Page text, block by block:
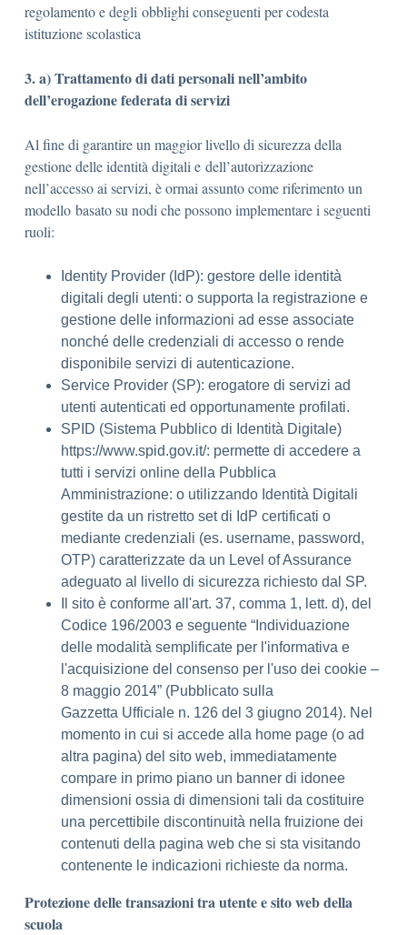
regolamento e degli obblighi conseguenti per codesta
istituzione scolastica
3. a) Trattamento di dati personali nell’ambito
dell’erogazione federata di servizi
Al fine di garantire un maggior livello di sicurezza della
gestione delle identità digitali e dell’autorizzazione
nell’accesso ai servizi, è ormai assunto come riferimento un
modello basato su nodi che possono implementare i seguenti
ruoli:
Identity Provider (IdP): gestore delle identità
digitali degli utenti: o supporta la registrazione e
gestione delle informazioni ad esse associate
nonché delle credenziali di accesso o rende
disponibile servizi di autenticazione.
Service Provider (SP): erogatore di servizi ad
utenti autenticati ed opportunamente profilati.
SPID (Sistema Pubblico di Identità Digitale)
https://www.spid.gov.it/: permette di accedere a
tutti i servizi online della Pubblica
Amministrazione: o utilizzando Identità Digitali
gestite da un ristretto set di IdP certificati o
mediante credenziali (es. username, password,
OTP) caratterizzate da un Level of Assurance
adeguato al livello di sicurezza richiesto dal SP.
Il sito è conforme all'art. 37, comma 1, lett. d), del
Codice 196/2003 e seguente “Individuazione
delle modalità semplificate per l'informativa e
l'acquisizione del consenso per l'uso dei cookie –
8 maggio 2014” (Pubblicato sulla
Gazzetta Ufficiale n. 126 del 3 giugno 2014). Nel
momento in cui si accede alla home page (o ad
altra pagina) del sito web, immediatamente
compare in primo piano un banner di idonee
dimensioni ossia di dimensioni tali da costituire
una percettibile discontinuità nella fruizione dei
contenuti della pagina web che si sta visitando
contenente le indicazioni richieste da norma.
Protezione delle transazioni tra utente e sito web della
scuola